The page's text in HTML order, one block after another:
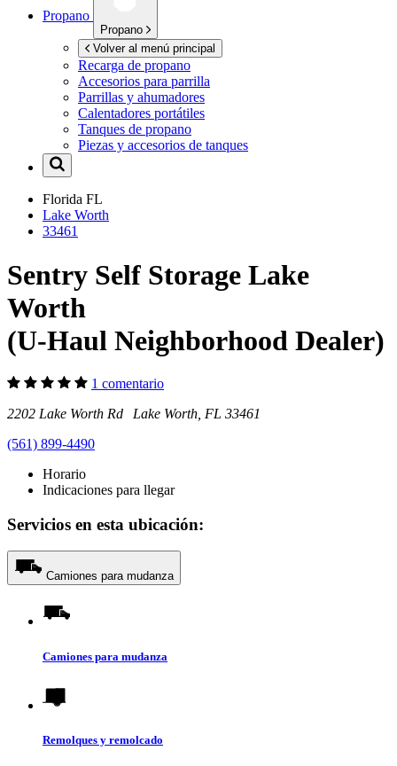
Propano
Propano
Volver al menú principal
Recarga de propano
Accesorios para parrilla
Parrillas y ahumadores
Calentadores portátiles
Tanques de propano
Piezas y accesorios de tanques
Florida FL
Lake Worth
33461
Sentry Self Storage Lake
Worth
(U-Haul Neighborhood Dealer)
1 comentario
2202 Lake Worth Rd Lake Worth, FL 33461
(561) 899-4490
Horario
Indicaciones para llegar
Servicios en esta ubicación:
Camiones para mudanza
Camiones para mudanza
Remolques y remolcado